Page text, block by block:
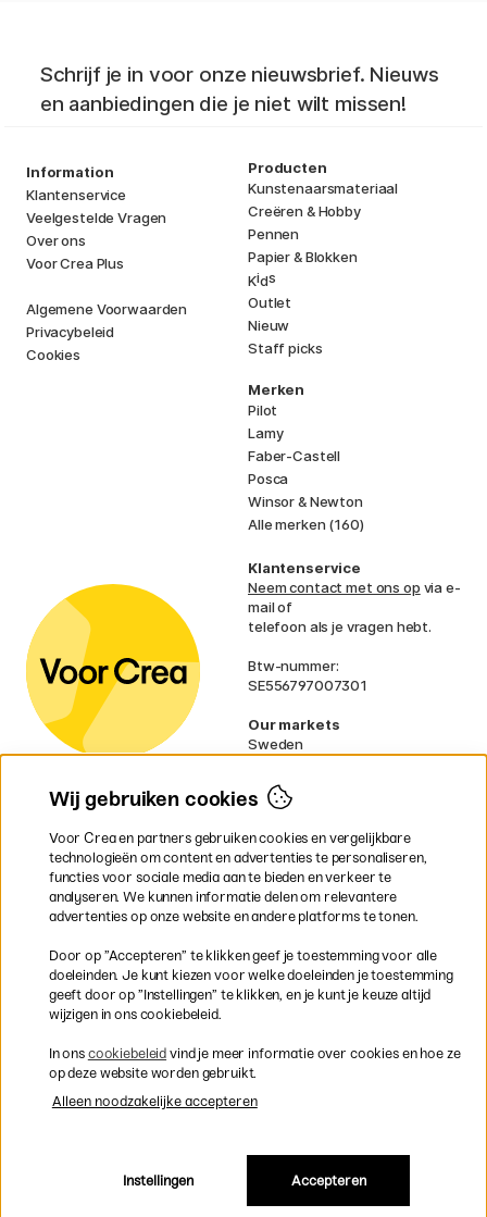
Schrijf je in voor onze nieuwsbrief. Nieuws
en aanbiedingen die je niet wilt missen!
Information
Klantenservice
Veelgestelde Vragen
Over ons
Voor Crea Plus
Algemene Voorwaarden
Privacybeleid
Cookies
Producten
Kunstenaarsmateriaal
Creëren & Hobby
Pennen
Papier & Blokken
Kids
Outlet
Nieuw
Staff picks
Merken
Pilot
Lamy
Faber-Castell
Posca
Winsor & Newton
Alle merken (160)
Klantenservice
Neem contact met ons op via e-
mail of
telefoon als je vragen hebt.
Btw-nummer:
SE556797007301
Our markets
Sweden
Denmark
Finland
Ireland
Germany
UK
EU
gelden voor volumineuze producten.
Snel en veilig met creditcard of iDEAL
Wij gebruiken cookies
Voor Crea en partners gebruiken cookies en vergelijkbare
technologieën om content en advertenties te personaliseren,
functies voor sociale media aan te bieden en verkeer te
analyseren. We kunnen informatie delen om relevantere
advertenties op onze website en andere platforms te tonen.
Door op ”Accepteren” te klikken geef je toestemming voor alle
doeleinden. Je kunt kiezen voor welke doeleinden je toestemming
geeft door op ”Instellingen” te klikken, en je kunt je keuze altijd
wijzigen in ons cookiebeleid.
In ons cookiebeleid vind je meer informatie over cookies en hoe ze
op deze website worden gebruikt.
Alleen noodzakelijke accepteren
Instellingen Accepteren